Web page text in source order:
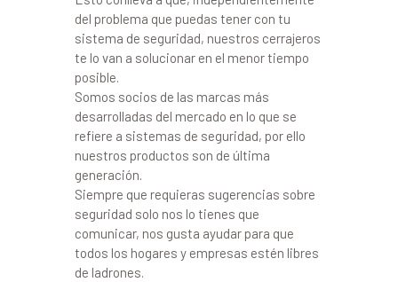
del problema que puedas tener con tu
sistema de seguridad, nuestros cerrajeros
te lo van a solucionar en el menor tiempo
posible.
Somos socios de las marcas más
desarrolladas del mercado en lo que se
refiere a sistemas de seguridad, por ello
nuestros productos son de última
generación.
Siempre que requieras sugerencias sobre
seguridad solo nos lo tienes que
comunicar, nos gusta ayudar para que
todos los hogares y empresas estén libres
de ladrones.